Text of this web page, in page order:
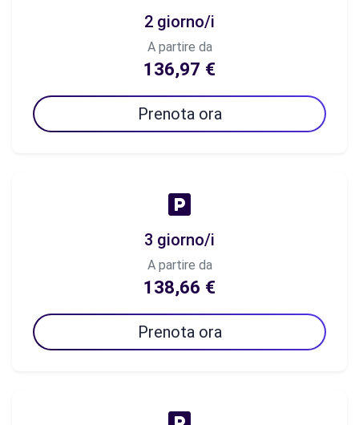
2 giorno/i
A partire da
136,97 €
Prenota ora
3 giorno/i
A partire da
138,66 €
Prenota ora